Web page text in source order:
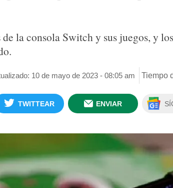
la consola Switch y sus juegos, y
10 de mayo de 2023 - 08:05 am Tiempo
TWITTEAR ENVIAR